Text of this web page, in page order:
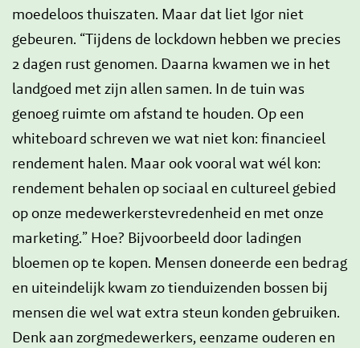
moedeloos thuiszaten. Maar dat liet Igor niet
gebeuren. “Tijdens de lockdown hebben we precies
2 dagen rust genomen. Daarna kwamen we in het
landgoed met zijn allen samen. In de tuin was
genoeg ruimte om afstand te houden. Op een
whiteboard schreven we wat niet kon: financieel
rendement halen. Maar ook vooral wat wél kon:
rendement behalen op sociaal en cultureel gebied
op onze medewerkerstevredenheid en met onze
marketing.” Hoe? Bijvoorbeeld door ladingen
bloemen op te kopen. Mensen doneerde een bedrag
en uiteindelijk kwam zo tienduizenden bossen bij
mensen die wel wat extra steun konden gebruiken.
Denk aan zorgmedewerkers, eenzame ouderen en